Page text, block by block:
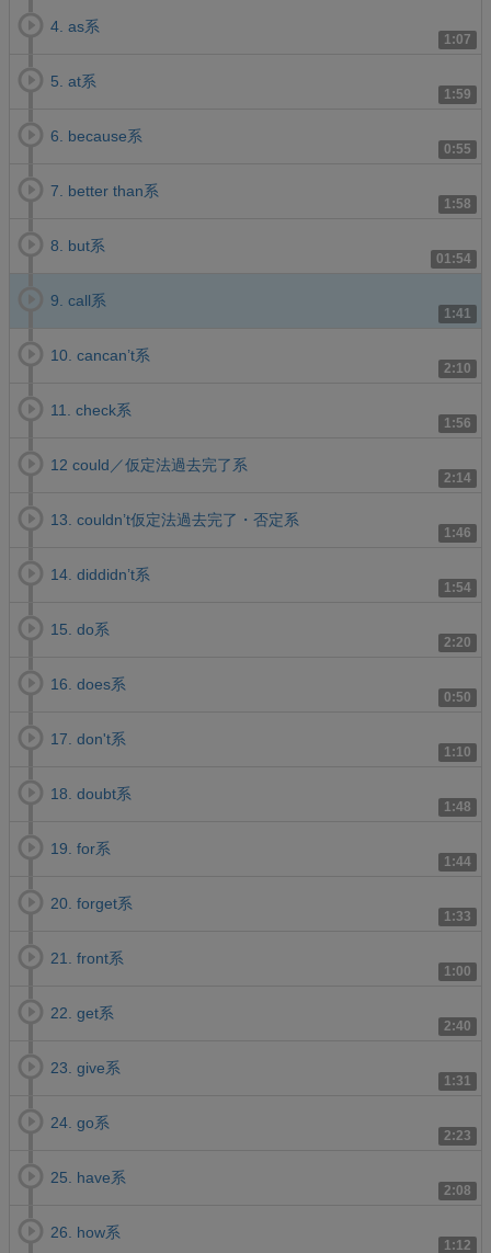
1:07
4. as系
1:59
5. at系
0:55
6. because系
1:58
7. better than系
01:54
8. but系
1:41
9. call系
2:10
10. cancan’t系
1:56
11. check系
2:14
12 could／仮定法過去完了系
1:46
13. couldn’t仮定法過去完了・否定系
1:54
14. diddidn’t系
2:20
15. do系
0:50
16. does系
1:10
17. don't系
1:48
18. doubt系
1:44
19. for系
1:33
20. forget系
1:00
21. front系
2:40
22. get系
1:31
23. give系
2:23
24. go系
2:08
25. have系
1:12
26. how系